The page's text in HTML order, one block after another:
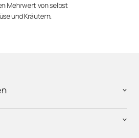
Mehrwert von selbst
und Kräutern.